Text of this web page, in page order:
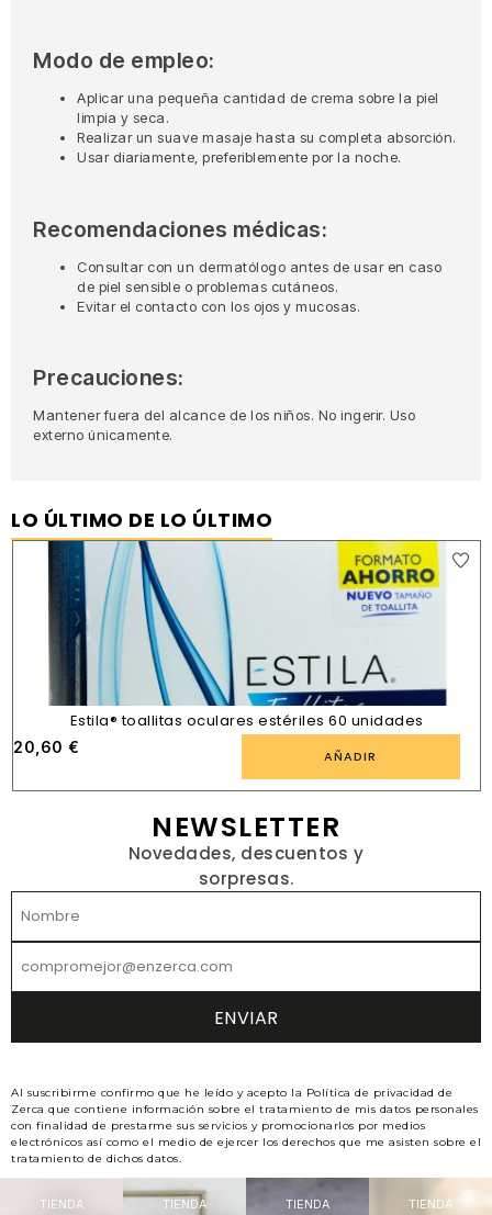
Modo de empleo:
Aplicar una pequeña cantidad de crema sobre la piel
limpia y seca.
Realizar un suave masaje hasta su completa absorción.
Usar diariamente, preferiblemente por la noche.
Recomendaciones médicas:
Consultar con un dermatólogo antes de usar en caso
de piel sensible o problemas cutáneos.
Evitar el contacto con los ojos y mucosas.
Precauciones:
Mantener fuera del alcance de los niños. No ingerir. Uso
externo únicamente.
LO ÚLTIMO DE LO ÚLTIMO
Estila® toallitas oculares estériles 60 unidades
20,60 € AÑADIR
NEWSLETTER
Novedades, descuentos y
sorpresas.
Al suscribirme confirmo que he leído y acepto la Política de privacidad de
Zerca que contiene información sobre el tratamiento de mis datos personales
con finalidad de prestarme sus servicios y promocionarlos por medios
electrónicos así como el medio de ejercer los derechos que me asisten sobre el
tratamiento de dichos datos.
TIENDA TIENDA TIENDA TIENDA